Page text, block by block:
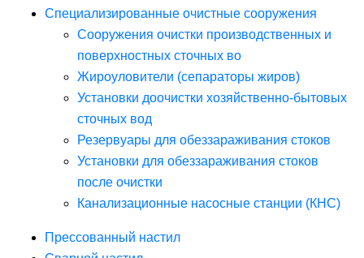
Специализированные очистные сооружения
Сооружения очистки производственных и
поверхностных сточных во
Жироуловители (сепараторы жиров)
Установки доочистки хозяйственно-бытовых
сточных вод
Резервуары для обеззараживания стоков
Установки для обеззараживания стоков
после очистки
Канализационные насосные станции (КНС)
Прессованный настил